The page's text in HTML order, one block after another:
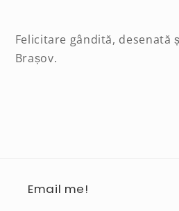
Felicitare gândită, desenată
Brașov.
Email me!